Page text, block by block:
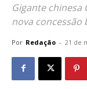
Gigante chinesa
nova concessão
Por Redação - 21 de